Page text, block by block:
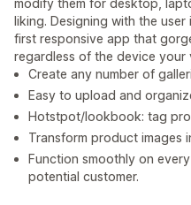
liking. Designing with the user
first responsive app that
regardless of the device your
Create any number of
Easy to upload and
Hotstpot/lookbook: tag
Transform product images
Function smoothly on
potential customer.